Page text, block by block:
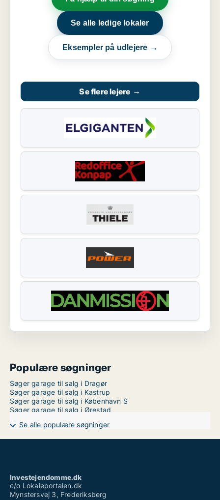
Se alle ledige lokaler
Eksempler på udlejere →
Se flere lejere →
Populære søgninger
Søger garage til salg i Dragør
Søger garage til salg i Kastrup
Søger garage til salg i København S
Søger garage til salg i Ørestad
Se alle populære søgninger
Investejendomme.dk
c/o Lokaleportalen.dk
Mynstersvej 3, Frederiksberg